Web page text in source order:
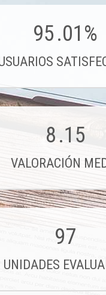
95.01%
8.15
VALORACIÓN
97
UNIDADES